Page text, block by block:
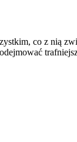
co z nią